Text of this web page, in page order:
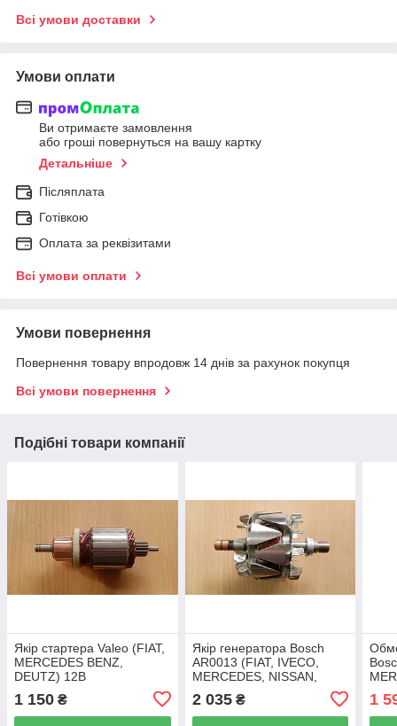
Всі умови доставки
Умови оплати
Ви отримаєте замовлення
або гроші повернуться на вашу картку
Детальніше
Післяплата
Готівкою
Оплата за реквізитами
Всі умови оплати
Умови повернення
Повернення товару впродовж 14 днів за рахунок покупця
Всі умови повернення
Подібні товари компанії
Якір стартера Valeo (FIAT,
MERCEDES BENZ,
DEUTZ) 12В
1 150 ₴
Якір генератора Bosch
AR0013 (FIAT, IVECO,
MERCEDES, NISSAN,
RENAULT, VOLKSWAGEN)
14В
2 035₴ 1